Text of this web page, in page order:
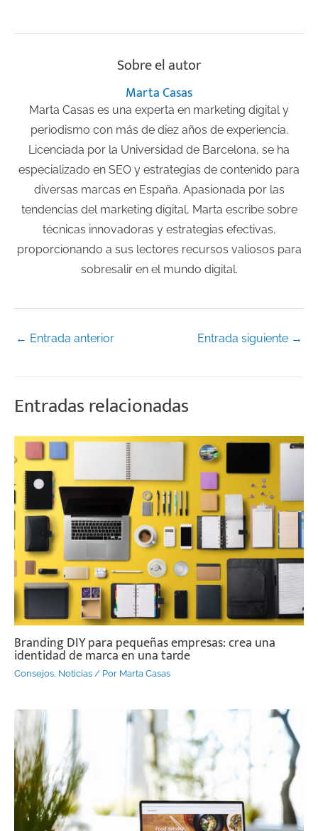
Sobre el autor
Marta Casas
Marta Casas es una experta en marketing digital y
periodismo con más de diez años de experiencia.
Licenciada por la Universidad de Barcelona, se ha
especializado en SEO y estrategias de contenido para
diversas marcas en España. Apasionada por las
tendencias del marketing digital, Marta escribe sobre
técnicas innovadoras y estrategias efectivas,
proporcionando a sus lectores recursos valiosos para
sobresalir en el mundo digital.
← Entrada anterior Entrada siguiente →
Entradas relacionadas
Branding DIY para pequeñas empresas: crea una
identidad de marca en una tarde
Consejos Noticias / Por Marta Casas